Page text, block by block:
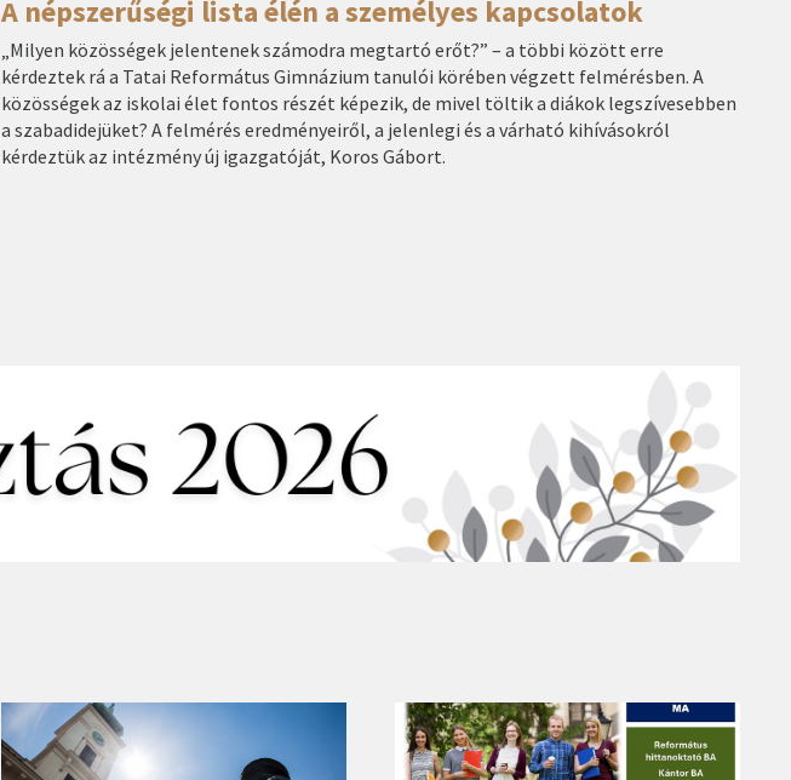
A népszerűségi lista élén a személyes kapcsolatok
„Milyen közösségek jelentenek számodra megtartó erőt?” – a többi között erre
kérdeztek rá a Tatai Református Gimnázium tanulói körében végzett felmérésben. A
közösségek az iskolai élet fontos részét képezik, de mivel töltik a diákok legszívesebben
a szabadidejüket? A felmérés eredményeiről, a jelenlegi és a várható kihívásokról
kérdeztük az intézmény új igazgatóját, Koros Gábort.